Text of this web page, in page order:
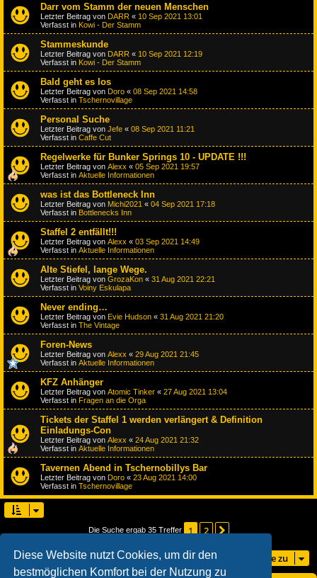
Diese Website nutzt Cookies, um dir den
bestmöglichen Komfort bei der Nutzung zu
Darr vom Stamm der neuen Menschen
Letzter Beitrag von DARR « 10 Sep 2021 13:01
Verfasst in Kowi - Der Stamm
Stammeskunde
Letzter Beitrag von DARR « 10 Sep 2021 12:19
Verfasst in Kowi - Der Stamm
Bald geht es los
Letzter Beitrag von Doro « 08 Sep 2021 14:58
Verfasst in Tschernovillage
Personal Suche
Letzter Beitrag von Jefe « 08 Sep 2021 11:21
Verfasst in Caffe Cut
Regelwerke für Bunker Springs 10 - UPDATE !!!
Letzter Beitrag von Alexx « 05 Sep 2021 19:57
Verfasst in Aktuelle Informationen
was ist das Bottleneck Inn
Letzter Beitrag von Michi2021 « 04 Sep 2021 17:18
Verfasst in Bottlenecks Inn
Staffel 2 entfällt!!!
Letzter Beitrag von Alexx « 03 Sep 2021 14:49
Verfasst in Aktuelle Informationen
Alte Stiefel, lange Wege.
Letzter Beitrag von GrozaKon « 31 Aug 2021 22:21
Verfasst in Voiny Eskulapa
Never ending…
Letzter Beitrag von Evie Hudson « 31 Aug 2021 21:20
Verfasst in The Vintage
Foren-News
Letzter Beitrag von Alexx « 29 Aug 2021 21:45
Verfasst in Aktuelle Informationen
KFZ Anhänger
Letzter Beitrag von Atomic Tinker « 27 Aug 2021 13:04
Verfasst in Fragen an die Orga
Tickets der Staffel 1 werden verlängert & Definition
Einladungs-Con
Letzter Beitrag von Alexx « 24 Aug 2021 21:32
Verfasst in Aktuelle Informationen
Tavernen Abend in Tschernobillys Bar
Letzter Beitrag von Doro « 23 Aug 2021 14:00
Verfasst in Tschernovillage
Die Suche ergab 35 Treffer 1 2 Nächste
Gehe zu